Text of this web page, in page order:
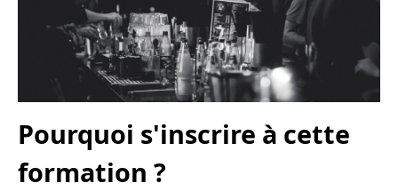
Pourquoi s'inscrire à cette
formation ?